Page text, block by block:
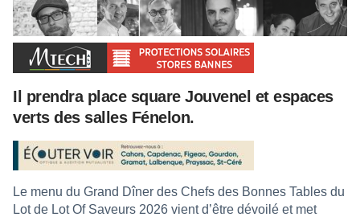
Il prendra place square Jouvenel et espaces
verts des salles Fénelon.
Le menu du Grand Dîner des Chefs des Bonnes Tables du
Lot de Lot Of Saveurs 2026 vient d’être dévoilé et met